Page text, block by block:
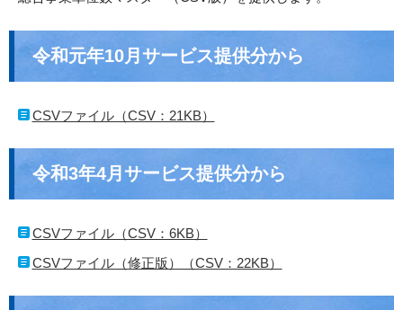
令和元年10月サービス提供分から
CSVファイル（CSV：21KB）
令和3年4月サービス提供分から
CSVファイル（CSV：6KB）
CSVファイル（修正版）（CSV：22KB）